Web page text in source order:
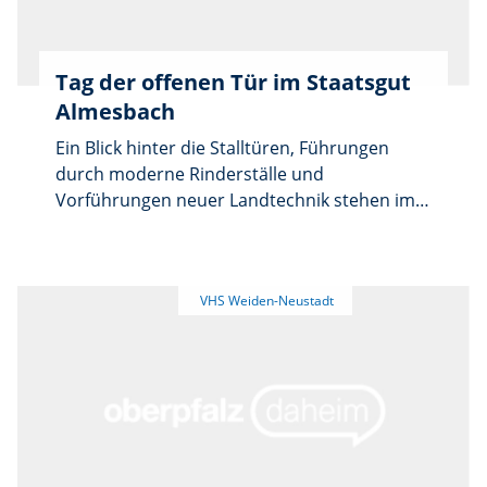
Tag der offenen Tür im Staatsgut
Almesbach
Ein Blick hinter die Stalltüren, Führungen
durch moderne Rinderställe und
Vorführungen neuer Landtechnik stehen im
Gelände des Staatsguts Almesbach bei